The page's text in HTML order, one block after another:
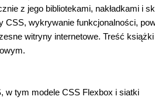
z jego bibliotekami, nakładkami i
wykrywanie funkcjonalności,
witryny internetowe. Treść książki
w tym modele CSS Flexbox i siatki